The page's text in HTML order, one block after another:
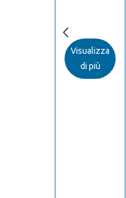
Visualizza
di più
